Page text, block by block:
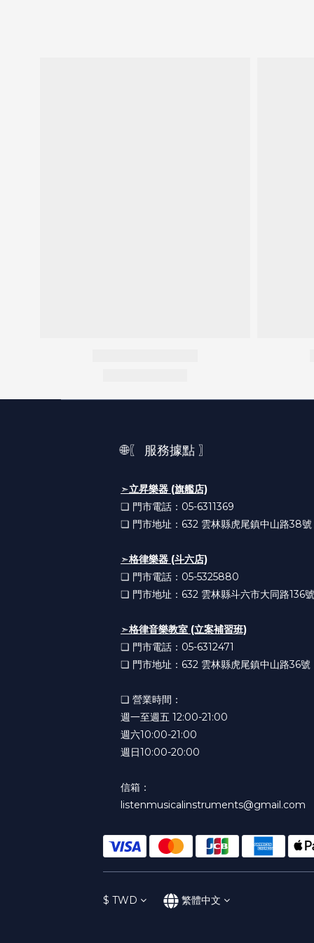
🌐〖 服務據點 〗
➣立昇樂器 (旗艦店)
❏ 門市電話：05-6311369
❏ 門市地址：632 雲林縣虎尾鎮中山路38號
➣格律樂器 (斗六店)
❏ 門市電話：05-5325880
❏ 門市地址：632 雲林縣斗六市大同路136號
➣格律音樂教室 (立案補習班)
❏ 門市電話：05-6312471
❏ 門市地址：632 雲林縣虎尾鎮中山路36號
❏ 營業時間：
週一至週五 12:00-21:00
週六10:00-21:00
週日10:00-20:00
信箱：
listenmusicalinstruments@gmail.com
$ TWD 繁體中文